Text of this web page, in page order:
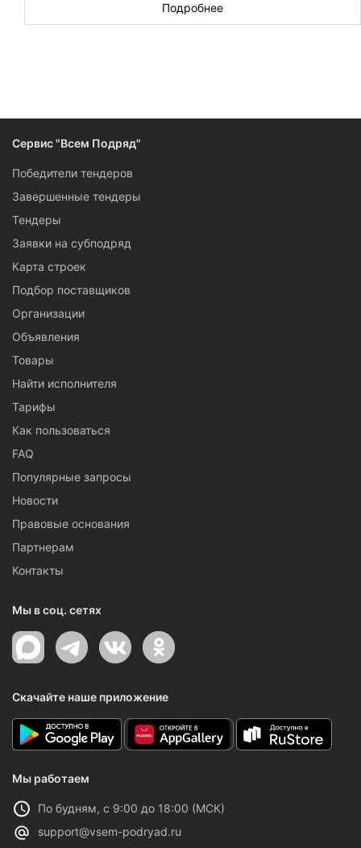
Предлагаем строительным компаниям и бригадам
работв Севастополе. Это займёт не более минуты и не
Подробнее
Сервис "Всем Подряд"
Победители тендеров
Завершенные тендеры
Тендеры
Заявки на субподряд
Карта строек
Подбор поставщиков
Организации
Объявления
Товары
Найти исполнителя
Тарифы
Как пользоваться
FAQ
Популярные запросы
Новости
Правовые основания
Партнерам
Контакты
Мы в соц. сетях
Скачайте наше приложение
Мы работаем
По будням, с 9:00 до 18:00 (МСК)
support@vsem-podryad.ru